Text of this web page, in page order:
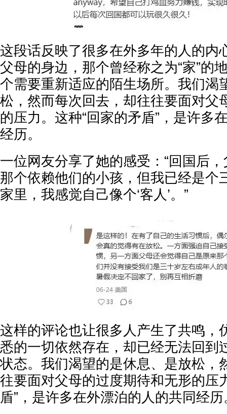
这段话反映了很多在外多年的人的内
父母的身边，那个曾经称之为“家”的
个需要重新适应的陌生场所。我们渴
松，然而每次回去，却往往要面对父
的压力。这种“回家的矛盾”，是许多
经历。
一位网友分享了她的感受：“回国后
那个依赖他们的小孩，但我已经是个
家里，我感觉自己像个‘客人’。”
这样的评论也让很多人产生了共鸣，
悉的一切依然存在，却已经无法回到
状态。我们渴望的是休息、是放松，
往要面对父母的过度期待和无形的压
盾”，是许多在外漂泊的人的共同经历